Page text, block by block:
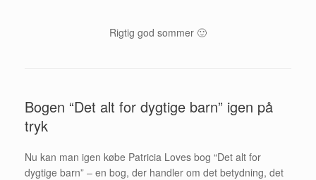
Rigtig god sommer 🙂
Bogen “Det alt for dygtige barn” igen på
tryk
Nu kan man igen købe Patricia Loves bog “Det alt for
dygtige barn” – en bog, der handler om det betydning, det